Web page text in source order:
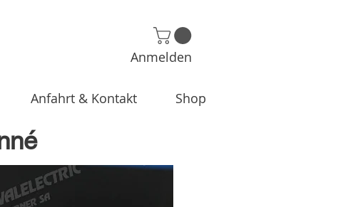
Anmelden
Anfahrt & Kontakt Shop